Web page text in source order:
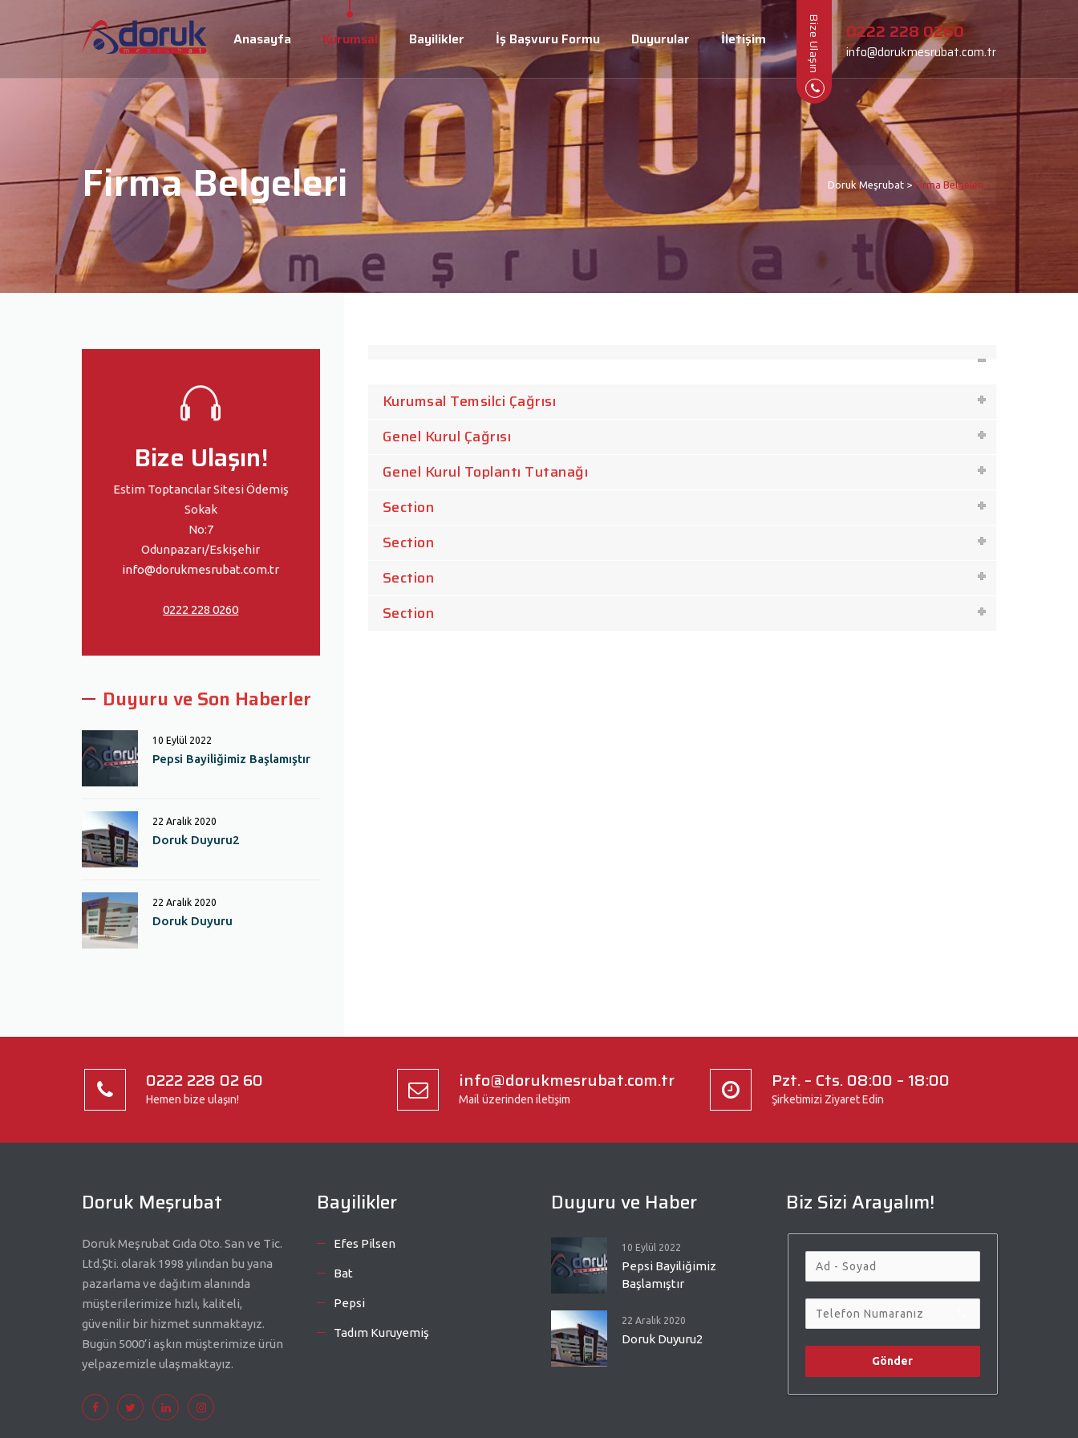
Bize Ulaşın 0222 228 0260
info@dorukmesrubat.com.tr
Anasayfa Kurumsal Bayilikler İş Başvuru Formu Duyurular İletişim
Firma Belgeleri Doruk Meşrubat >Firma Belgeleri
Kurumsal Temsilci Çağrısı
Genel Kurul Çağrısı
Genel Kurul Toplantı Tutanağı
Section
Section
Section
Section
Bize Ulaşın!
Estim Toptancılar Sitesi Ödemiş
Sokak
No:7
Odunpazarı/Eskişehir
info@dorukmesrubat.com.tr
0222 228 0260
Duyuru ve Son Haberler
10 Eylül 2022
Pepsi Bayiliğimiz Başlamıştır
22 Aralık 2020
Doruk Duyuru2
22 Aralık 2020
Doruk Duyuru
0222 228 02 60
Hemen bize ulaşın!
info@dorukmesrubat.com.tr
Mail üzerinden iletişim
Pzt. – Cts. 08:00 – 18:00
Şirketimizi Ziyaret Edin
Doruk Meşrubat
Doruk Meşrubat Gıda Oto. San ve Tic.
Ltd.Şti. olarak 1998 yılından bu yana
pazarlama ve dağıtım alanında
müşterilerimize hızlı, kaliteli,
güvenilir bir hizmet sunmaktayız.
Bugün 5000’i aşkın müşterimize ürün
yelpazemizle ulaşmaktayız.
Bayilikler
Efes Pilsen
Bat
Pepsi
Tadım Kuruyemiş
Duyuru ve Haber
10 Eylül 2022
Pepsi Bayiliğimiz
Başlamıştır
22 Aralık 2020
Doruk Duyuru2
Biz Sizi Arayalım!
Gönder